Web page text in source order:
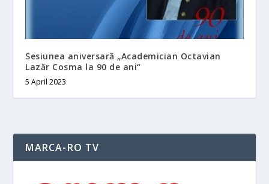
Sesiunea aniversară „Academician Octavian
Lazăr Cosma la 90 de ani“
5 April 2023
MARCA-RO TV